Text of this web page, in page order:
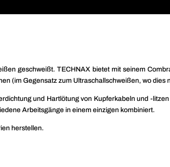
geschweißt. TECHNAX bietet mit seinem
(im Gegensatz zum Ultraschallschweißen, wo dies
und Hartlötung von Kupferkabeln und -
Arbeitsgänge in einem einzigen kombiniert.
herstellen.